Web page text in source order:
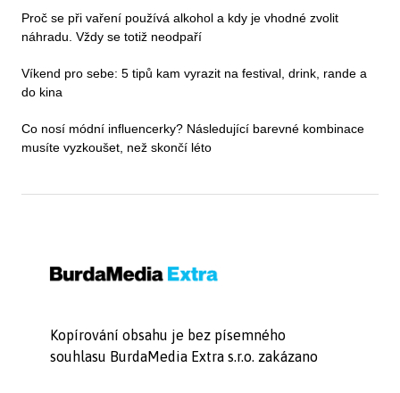
Proč se při vaření používá alkohol a kdy je vhodné zvolit
náhradu. Vždy se totiž neodpaří
Víkend pro sebe: 5 tipů kam vyrazit na festival, drink, rande a
do kina
Co nosí módní influencerky? Následující barevné kombinace
musíte vyzkoušet, než skončí léto
Kopírování obsahu je bez písemného
souhlasu BurdaMedia Extra s.r.o. zakázano